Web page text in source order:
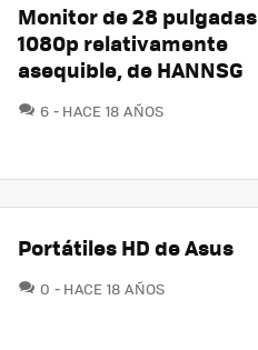
Monitor de 28 pulgadas
1080p relativamente
asequible, de HANNSG
6 COMENTARIOS
HACE 18 AÑOS
Portátiles HD de Asus
0 COMENTARIOS
HACE 18 AÑOS